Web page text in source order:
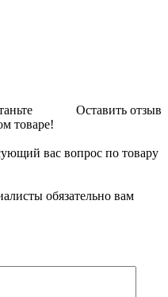
Оставить отзыв
товаре!
вас вопрос по товару
обязательно вам